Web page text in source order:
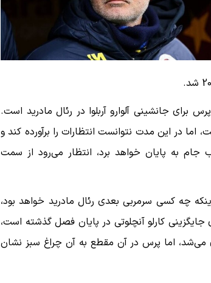
مورد علاقه فلورنتینو پرس برای جانشینی آلوارو آربلوا در رئال مادرید است.
اما در این مدت نتوانست انتظارات را برآورده کند و
جام به پایان خواهد برد، انتظار می‌رود از سمت
چه کسی سرمربی بعدی رئال مادرید خواهد بود،
کارلو آنچلوتی در پایان فصل گذشته است،
می‌شد، اما پرس در آن مقطع به آن چراغ سبز نشان